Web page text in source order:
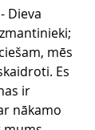
Dieva
mēs
Es
ir
nākamo